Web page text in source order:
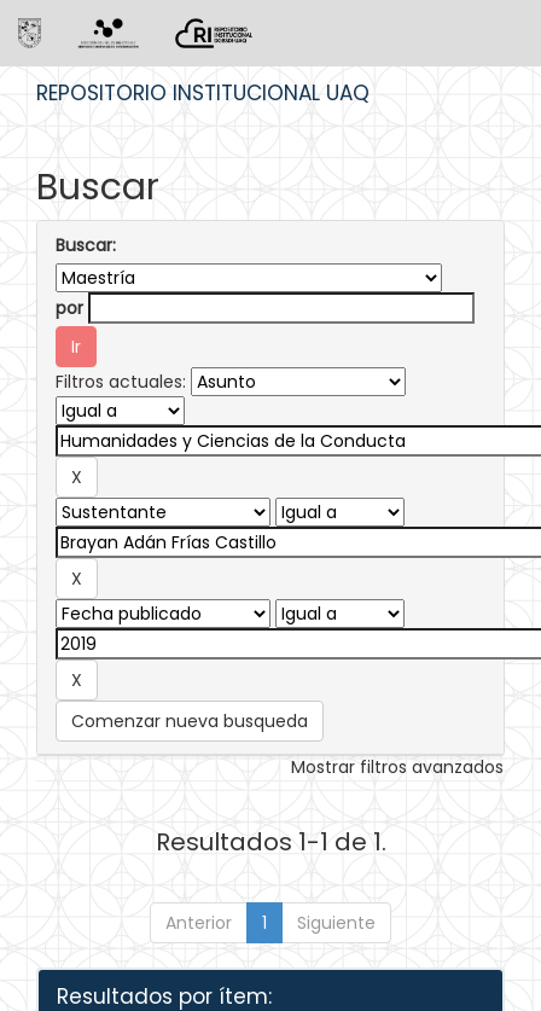
REPOSITORIO INSTITUCIONAL UAQ
Buscar
Buscar:
por
Filtros actuales:
Comenzar nueva busqueda
Mostrar filtros avanzados
Resultados 1-1 de 1.
Anterior 1 Siguiente
Resultados por ítem: